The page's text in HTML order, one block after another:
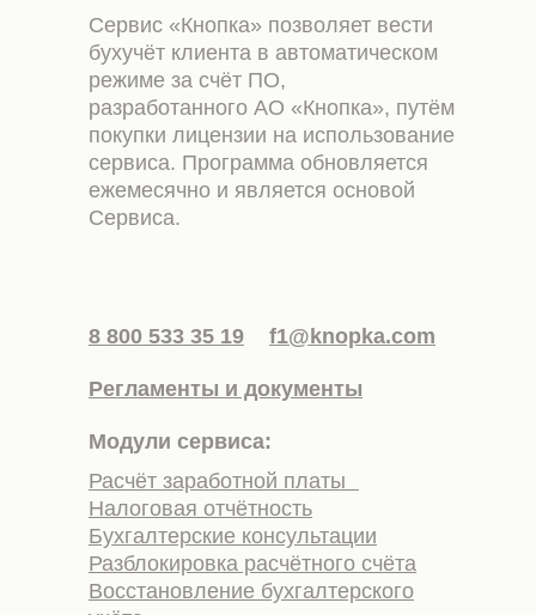
8 800 533 35 19 f1@knopka.com
Регламенты и документы
Модули сервиса:
Расчёт заработной платы
Налоговая отчётность
Бухгалтерские консультации
Разблокировка расчётного счёта
Восстановление бухгалтерского
Сервис «Кнопка» позволяет вести
бухучёт клиента в автоматическом
режиме за счёт ПО,
разработанного АО «Кнопка», путём
покупки лицензии на использование
сервиса. Программа обновляется
ежемесячно и является основой
Сервиса.